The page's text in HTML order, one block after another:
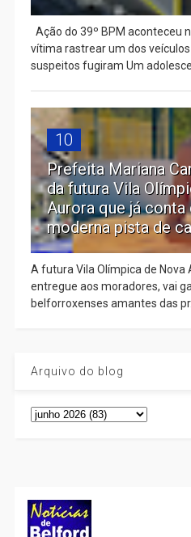
Ação do 39º BPM aconteceu
vítima rastrear um dos
suspeitos fugiram Um
10
Prefeita Mariana
da futura Vila
Aurora que já
moderna pista de
A futura Vila Olímpica de Nova
entregue aos moradores, vai
belforroxenses amantes das
Arquivo do blog